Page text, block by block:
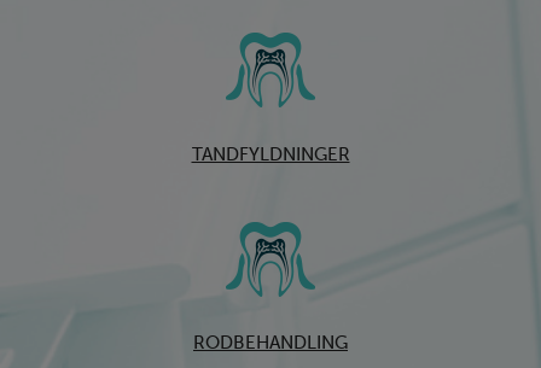
TANDFYLDNINGER
RODBEHANDLING